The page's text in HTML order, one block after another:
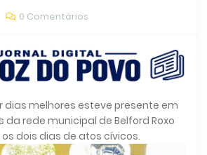
0 Comentários
dias melhores esteve presente em
da rede municipal de Belford Roxo
dois dias de atos cívicos.